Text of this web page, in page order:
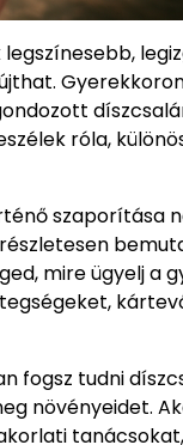
róla,
szaporítása
mire ügyelj a
fogsz tudni
növényeidet.